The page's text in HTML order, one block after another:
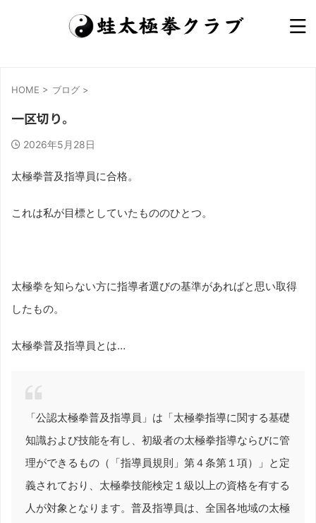
HOME > ブログ >
一区切り。
2026年5月28日
太極拳普及指導員に合格。
これは私が目標としていたもののひとつ。
太極拳を知らない方に指導者選びの基準があればと思い取得
したもの。
太極拳普及指導員とは…
「公認太極拳普及指導員」は「太極拳指導に関する基礎
知識および技能を有し、初級者の太極拳指導ならびに管
理ができるもの（「指導員規則」第４条第１項）」と定
義されており、太極拳技能検定１級以上の資格を有する
人が対象となります。普及指導員は、全国各地域の太極